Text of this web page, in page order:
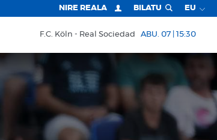
NIRE REALA BILATU EU
F.C. Köln Real Sociedad ABU. 07 | 15:30